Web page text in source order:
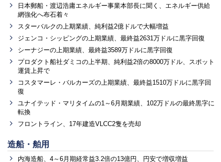
日本郵船・渡辺浩庸エネルギー事業本部長に聞く、エネルギー供給
網強化へ布石着々
スターバルクの上期業績、純利益2億ドルで大幅増益
ジェンコ・シッピングの上期業績、最終益2631万ドルに黒字回復
シーナジーの上期業績、最終益3589万ドルに黒字回復
プロダクト船社ダミコの上半期、純利益2倍の8000万ドル、スポット
運賃上昇で
コスタマーレ・バルカーズの上期業績、最終益1510万ドルに黒字回
復
ユナイテッド・マリタイムの1～6月期業績、102万ドルの最終黒字に
転換
フロントライン、17年建造VLCC2隻を売却
造船・舶用
内海造船、4～6月期経常益3.2倍の13億円、円安で増収増益